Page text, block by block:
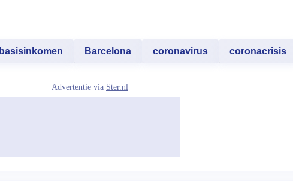
basisinkomen Barcelona coronavirus coronacrisis
Advertentie via Ster.nl